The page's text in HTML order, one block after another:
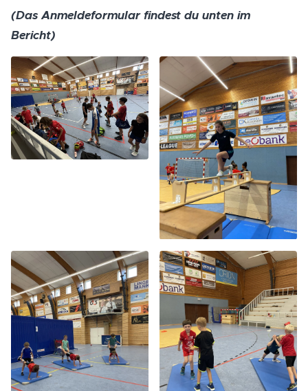
(Das Anmeldeformular findest du unten im
Bericht)